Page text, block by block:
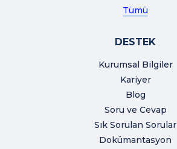
Tümü
DESTEK
Kurumsal Bilgiler
Kariyer
Blog
Soru ve Cevap
Sık Sorulan Sorular
Dokümantasyon